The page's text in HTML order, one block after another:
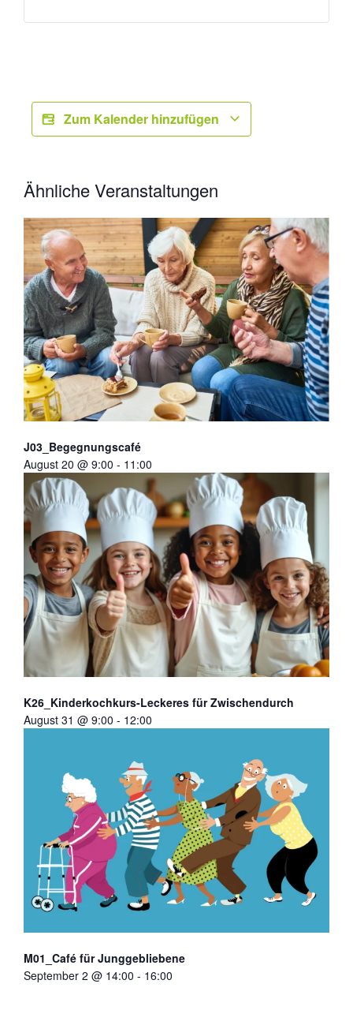
Zum Kalender hinzufügen
Ähnliche Veranstaltungen
J03_Begegnungscafé
August 20 @ 9:00 - 11:00
K26_Kinderkochkurs-Leckeres für Zwischendurch
August 31 @ 9:00 - 12:00
M01_Café für Junggebliebene
September 2 @ 14:00 - 16:00